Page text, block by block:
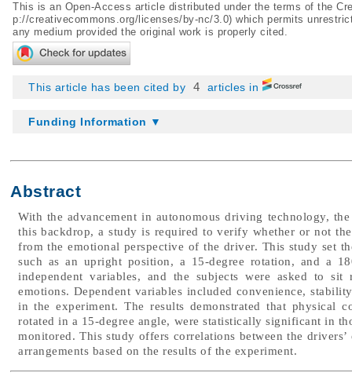
This is an Open-Access article distributed under the terms of the
p://creativecommons.org/licenses/by-nc/3.0) which permits
any medium provided the original work is properly cited.
This article has been cited by 4 articles in
Funding Information ▼
Abstract
With the advancement in autonomous driving technology,
this backdrop, a study is required to verify whether or not
from the emotional perspective of the driver. This study set
such as an upright position, a 15-degree rotation, and a
independent variables, and the subjects were asked to
emotions. Dependent variables included convenience,
in the experiment. The results demonstrated that physical
rotated in a 15-degree angle, were statistically significant in
monitored. This study offers correlations between the
arrangements based on the results of the experiment.